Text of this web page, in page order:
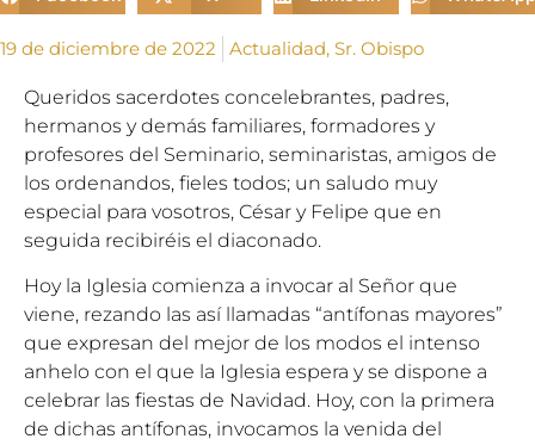
19 de diciembre de 2022 Actualidad, Sr. Obispo
Queridos sacerdotes concelebrantes, padres,
hermanos y demás familiares, formadores y
profesores del Seminario, seminaristas, amigos de
los ordenandos, fieles todos; un saludo muy
especial para vosotros, César y Felipe que en
seguida recibiréis el diaconado.
Hoy la Iglesia comienza a invocar al Señor que
viene, rezando las así llamadas “antífonas mayores”
que expresan del mejor de los modos el intenso
anhelo con el que la Iglesia espera y se dispone a
celebrar las fiestas de Navidad. Hoy, con la primera
de dichas antífonas, invocamos la venida del